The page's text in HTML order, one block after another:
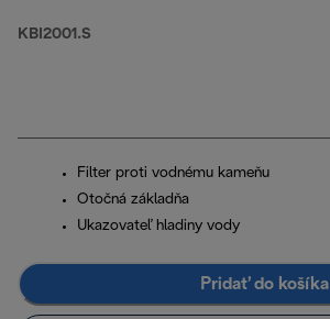
KBI2001.S
Filter proti vodnému kameňu
Otočná základňa
Ukazovateľ hladiny vody
Pridať do košíka